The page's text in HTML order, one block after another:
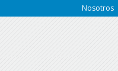
Nosotros